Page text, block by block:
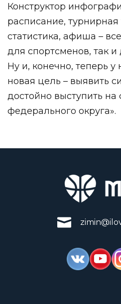
Конструктор
расписание, турнирная
статистика, афиша –
для спортсменов, так и
Ну и, конечно, теперь у
новая цель – выявить
достойно выступить
федерального округа».